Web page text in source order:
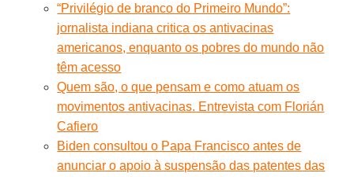
“Privilégio de branco do Primeiro Mundo”:
jornalista indiana critica os antivacinas
americanos, enquanto os pobres do mundo não
têm acesso
Quem são, o que pensam e como atuam os
movimentos antivacinas. Entrevista com Florián
Cafiero
Biden consultou o Papa Francisco antes de
anunciar o apoio à suspensão das patentes das